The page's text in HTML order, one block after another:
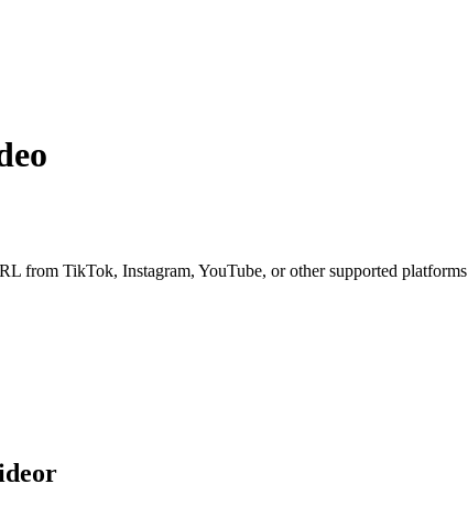
from TikTok, Instagram, YouTube, or other supported platforms